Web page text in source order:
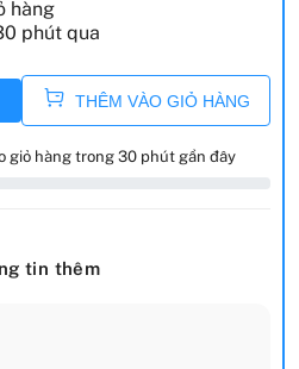
hàng
phút qua
THÊM VÀO GIỎ HÀNG
giỏ hàng trong 30 phút gần đây
tin thêm